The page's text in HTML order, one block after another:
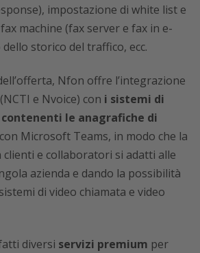
impostazione di white list e
machine (fax server e fax in e-
storico del traffico, ecc.
Nfon offre l’integrazione
e Nvoice) con i sistemi di
contenenti le anagrafiche di
Microsoft Teams, in modo che la
clienti e collaboratori si adatti alle
azienda e dando la possibilità
di video chiamata e video
diversi servizi premium per